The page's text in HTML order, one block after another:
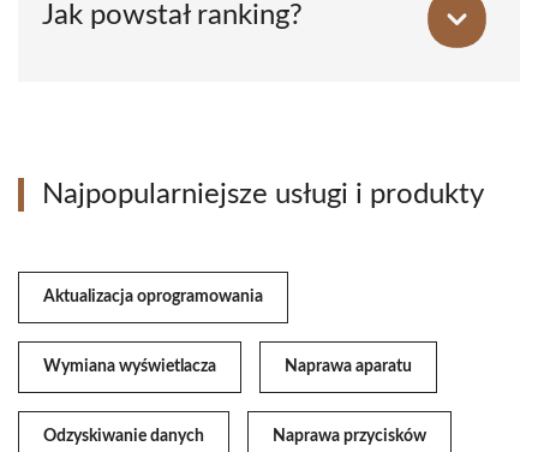
Jak powstał ranking?
Najpopularniejsze usługi i produkty
Aktualizacja oprogramowania
Wymiana wyświetlacza Naprawa aparatu
Odzyskiwanie danych Naprawa przycisków